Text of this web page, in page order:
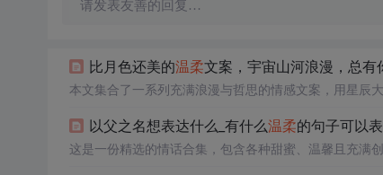
请发表友善的回复…
比月色还美的温柔文案，宇宙山河浪漫，总有
本文集合了一系列充满浪漫与哲思的情感文案，用星辰
以父之名想表达什么_有什么温柔的句子可以
这是一份精选的情话合集，包含各种甜蜜、温馨且充满